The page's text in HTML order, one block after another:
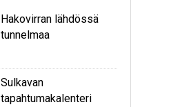
Hakovirran lähdössä
tunnelmaa
Sulkavan
tapahtumakalenteri